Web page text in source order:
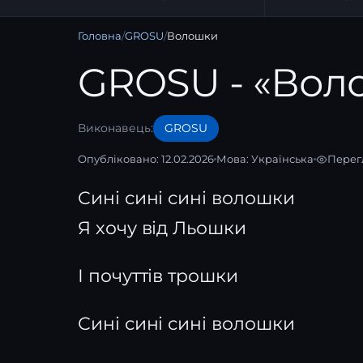
Головна/GROSU/Волошки
GROSU -
Виконавець: GROSU
Опубліковано: 12.02.2026 Мова: Українська
Сині сині сині волошки
Я хочу від Льошки
І почуттів трошки
Сині сині сині волошки